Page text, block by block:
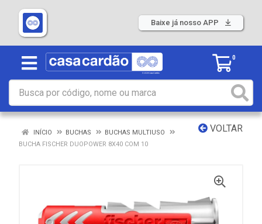
Baixe já nosso APP
0
VOLTAR
INÍCIO BUCHAS
BUCHAS MULTIUSO
BUCHA FISCHER DUOPOWER 8X40 COM 10